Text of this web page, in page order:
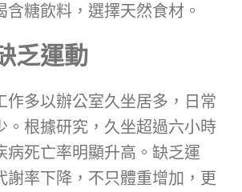
含糖飲料，選擇天然食材。
乏運動
作多以辦公室久坐居多，日常
。根據研究，久坐超過六小時
病死亡率明顯升高。缺乏運
謝率下降，不只體重增加，更